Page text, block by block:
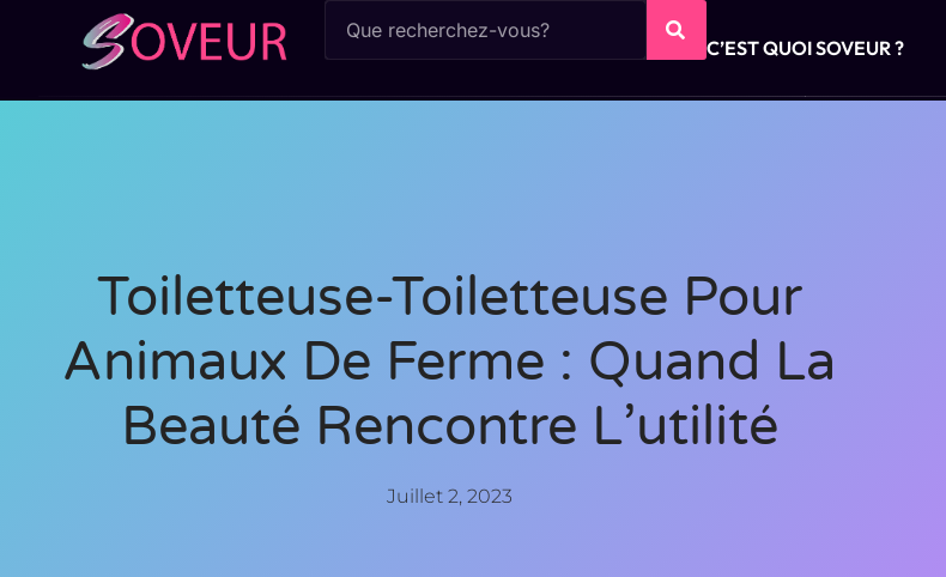
C’EST QUOI SOVEUR ?
Toiletteuse-Toiletteuse Pour
Animaux De Ferme : Quand La
Beauté Rencontre L’utilité
Juillet 2, 2023